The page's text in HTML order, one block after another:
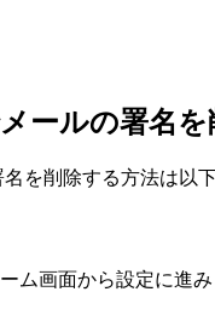
ールの署名
を削除する方法は以
ム画面から設定に進み